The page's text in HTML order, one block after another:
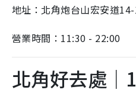
地址： 北角炮台山宏安道
營業時間：11:30 - 22:00
北角好去處｜